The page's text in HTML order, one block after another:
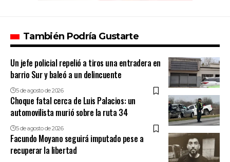
También Podría Gustarte
Un jefe policial repelió a tiros una entradera en
barrio Sur y baleó a un delincuente
5 de agosto de 2026
Choque fatal cerca de Luis Palacios: un
automovilista murió sobre la ruta 34
5 de agosto de 2026
Facundo Moyano seguirá imputado pese a
recuperar la libertad